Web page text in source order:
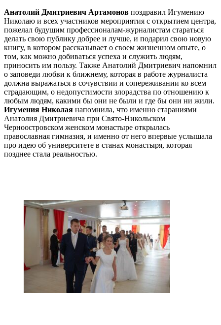
Анатолий Дмитриевич Артамонов поздравил Игумению
Николаю и всех участников мероприятия с открытием центра,
пожелал будущим профессионалам-журналистам стараться
делать свою публику добрее и лучше, и подарил свою новую
книгу, в котором рассказывает о своем жизненном опыте, о
том, как можно добиваться успеха и служить людям,
приносить им пользу. Также Анатолий Дмитриевич напомнил
о заповеди любви к ближнему, которая в работе журналиста
должна выражаться в сочувствии и сопереживании ко всем
страдающим, о недопустимости злорадства по отношению к
любым людям, какими бы они не были и где бы они ни жили.
Игумения Николая напомнила, что именно стараниями
Анатолия Дмитриевича при Свято-Никольском
Черноостровском женском монастыре открылась
православная гимназия, и именно от него впервые услышала
про идею об университете в станах монастыря, которая
позднее стала реальностью.